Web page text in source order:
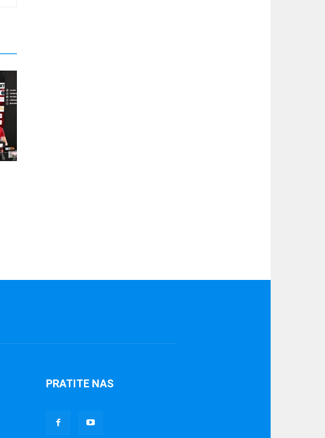
PRATITE NAS